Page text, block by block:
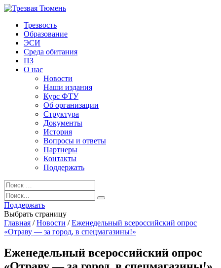
Трезвость
Образование
ЭСИ
Среда обитания
ПЗ
О нас
Новости
Наши издания
Курс ФТУ
Об организации
Структура
Документы
История
Вопросы и ответы
Партнеры
Контакты
Поддержать
Поддержать
Выбрать страницу
Главная /Новости /Еженедельный всероссийский опрос
«Отраву — за город, в спецмагазины!»
Еженедельный всероссийский опрос